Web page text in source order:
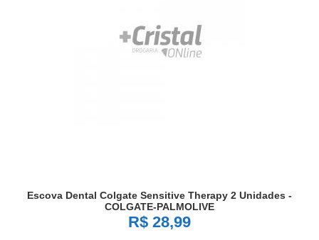
Escova Dental Colgate Sensitive Therapy 2 Unidades -
COLGATE-PALMOLIVE
R$ 28,99